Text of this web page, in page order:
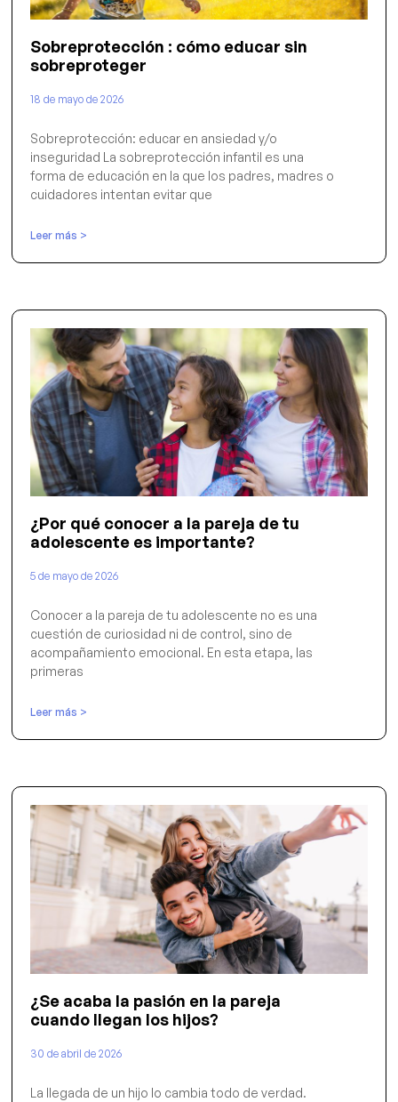
Sobreprotección : cómo educar sin
sobreproteger
18 de mayo de 2026
Sobreprotección: educar en ansiedad y/o
inseguridad La sobreprotección infantil es una
forma de educación en la que los padres, madres o
cuidadores intentan evitar que
Leer más >
¿Por qué conocer a la pareja de tu
adolescente es importante?
5 de mayo de 2026
Conocer a la pareja de tu adolescente no es una
cuestión de curiosidad ni de control, sino de
acompañamiento emocional. En esta etapa, las
primeras
Leer más >
¿Se acaba la pasión en la pareja
cuando llegan los hijos?
30 de abril de 2026
La llegada de un hijo lo cambia todo de verdad.